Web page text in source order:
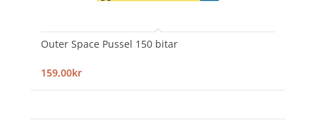
Outer Space Pussel 150 bitar
159,00kr